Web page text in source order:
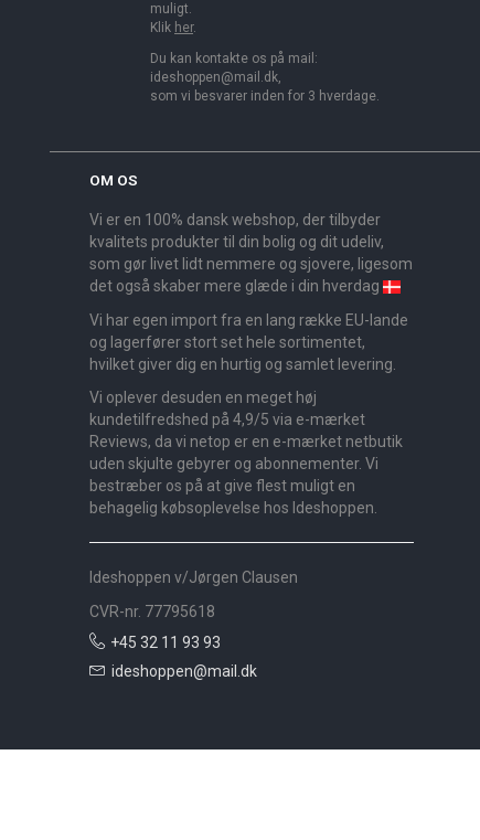
muligt.
Klik her.
Du kan kontakte os på mail:
ideshoppen@mail.dk,
som vi besvarer inden for 3 hverdage.
OM OS
Vi er en 100% dansk webshop, der tilbyder
kvalitets produkter til din bolig og dit udeliv,
som gør livet lidt nemmere og sjovere, ligesom
det også skaber mere glæde i din hverdag
Vi har egen import fra en lang række EU-lande
og lagerfører stort set hele sortimentet,
hvilket giver dig en hurtig og samlet levering.
Vi oplever desuden en meget høj
kundetilfredshed på 4,9/5 via e-mærket
Reviews, da vi netop er en e-mærket netbutik
uden skjulte gebyrer og abonnementer. Vi
bestræber os på at give flest muligt en
behagelig købsoplevelse hos Ideshoppen.
Ideshoppen v/Jørgen Clausen
CVR-nr. 77795618
+45 32 11 93 93
ideshoppen@mail.dk